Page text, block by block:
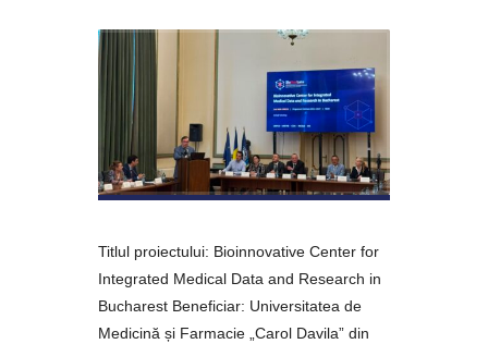
Titlul proiectului: Bioinnovative Center for
Integrated Medical Data and Research in
Bucharest Beneficiar: Universitatea de
Medicină și Farmacie „Carol Davila” din